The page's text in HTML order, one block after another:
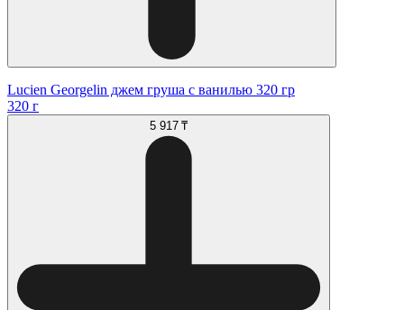
Lucien Georgelin джем груша с ванилью 320 гр
320 г
5 917 ₸